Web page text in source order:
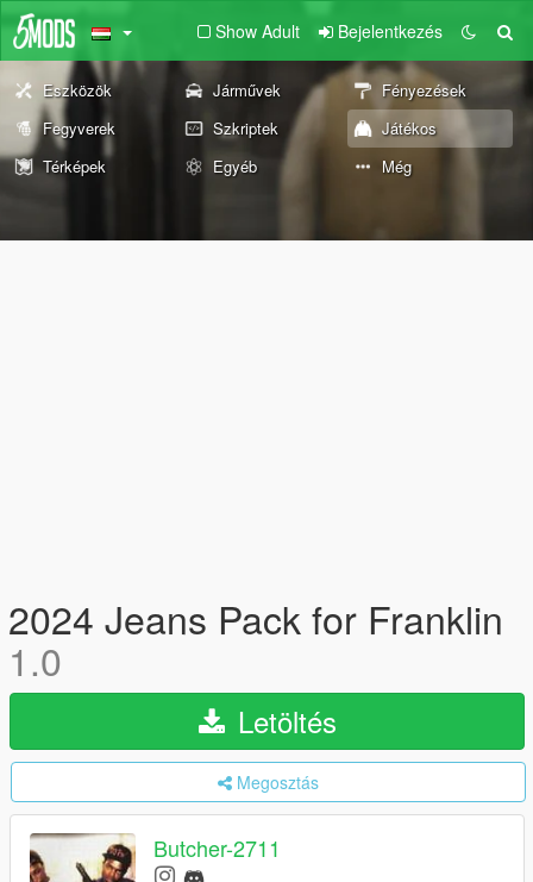
Show Adult Bejelentkezés
Eszközök Járművek
Fényezések
Fegyverek
Szkriptek
Játékos
Térképek
Egyéb Még
2024 Jeans Pack for Franklin
1.0
Letöltés
Megosztás
Butcher-2711